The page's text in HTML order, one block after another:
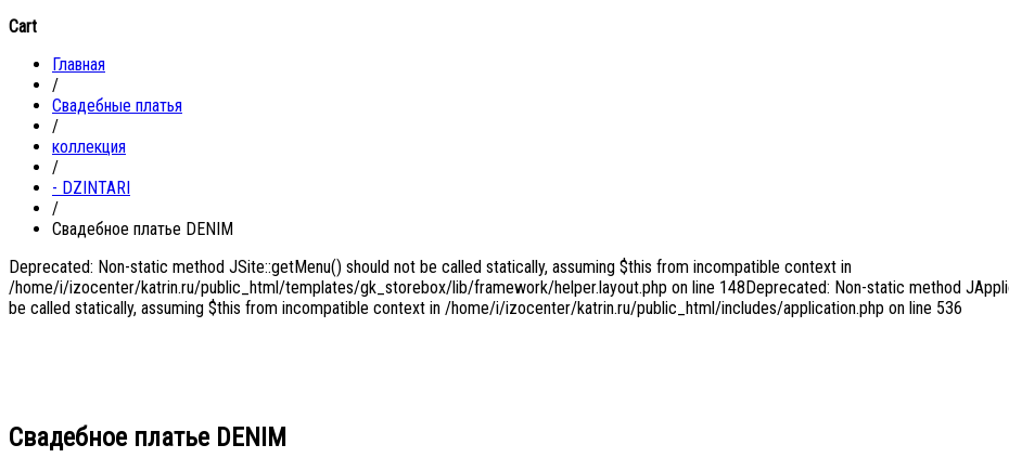
Cart
Главная
/
Свадебные платья
/
коллекция
/
- DZINTARI
/
Свадебное платье DENIM
Deprecated: Non-static method JSite::getMenu() should not be called statically, assuming $this from incompatible context in
/home/i/izocenter/katrin.ru/public_html/templates/gk_storebox/lib/framework/helper.layout.php on line 148Deprecated: Non-static method
be called statically, assuming $this from incompatible context in /home/i/izocenter/katrin.ru/public_html/includes/application.php on line 536
Свадебное платье DENIM